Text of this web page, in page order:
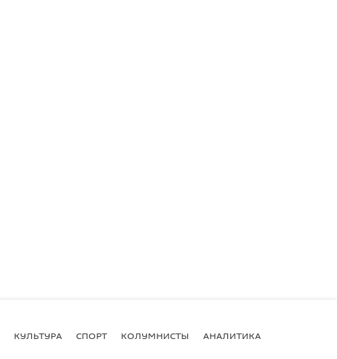
КУЛЬТУРА СПОРТ КОЛУМНИСТЫ АНАЛИТИКА